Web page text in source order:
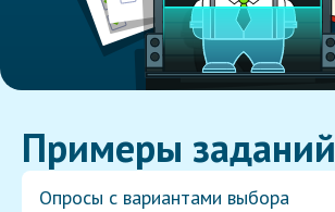
Примеры заданий
Опросы с вариантами выбора